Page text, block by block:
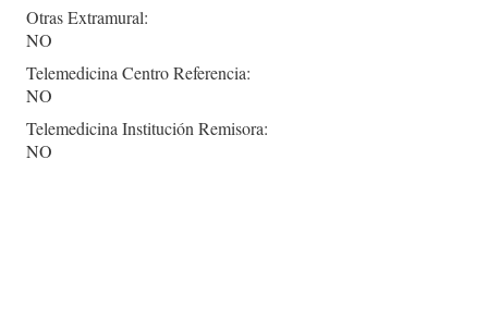
Otras Extramural:
NO
Telemedicina Centro Referencia:
NO
Telemedicina Institución Remisora:
NO